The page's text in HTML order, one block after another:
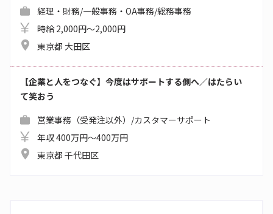
経理・財務/一般事務・OA事務/総務事務
時給 2,000円～2,000円
東京都 大田区
【企業と人をつなぐ】今度はサポートする側へ／はたらい
て笑おう
営業事務（受発注以外）/カスタマーサポート
年収 400万円～400万円
東京都 千代田区